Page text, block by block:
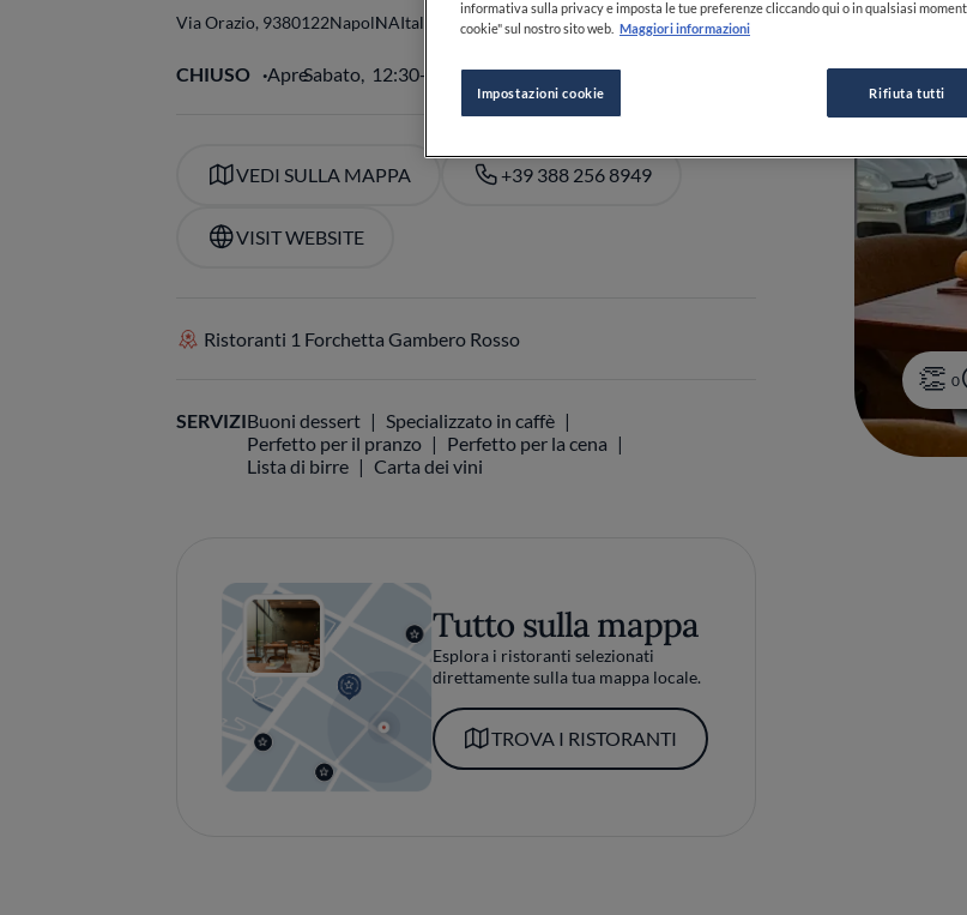
0
Via Orazio, 9380122NapoliNAItalia
CHIUSO ApreSabato, 12:30-15:00, 19:30-22:30 VEDI ORARI
VEDI SULLA MAPPA +39 388 256 8949
VISIT WEBSITE
Ristoranti 1 Forchetta Gambero Rosso
SERVIZIBuoni dessert
Specializzato in caffè
Perfetto per il pranzo
Perfetto per la cena
Lista di birre
Carta dei vini
Tutto sulla mappa
Esplora i ristoranti selezionati
direttamente sulla tua mappa locale.
TROVA I RISTORANTI
informativa sulla privacy e imposta le tue preferenze cliccando qui o in qualsiasi
cookie" sul nostro sito web. Maggiori informazioni
Impostazioni cookie Rifiuta tutti